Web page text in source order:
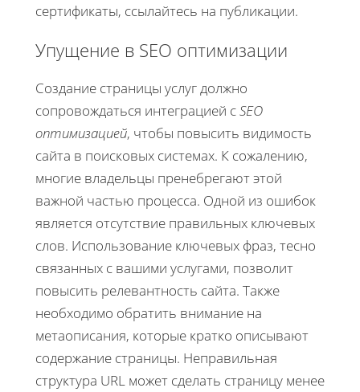
сертификаты, ссылайтесь на публикации.
Упущение в SEO оптимизации
Создание страницы услуг должно
сопровождаться интеграцией сSEO
оптимизацией, чтобы повысить видимость
сайта в поисковых системах. К сожалению,
многие владельцы пренебрегают этой
важной частью процесса. Одной из ошибок
является отсутствие правильных ключевых
слов. Использование ключевых фраз, тесно
связанных с вашими услугами, позволит
повысить релевантность сайта. Также
необходимо обратить внимание на
метаописания, которые кратко описывают
содержание страницы. Неправильная
структура URL может сделать страницу менее